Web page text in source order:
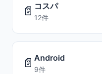
📄 コスパ
12件
📄 Android
9件